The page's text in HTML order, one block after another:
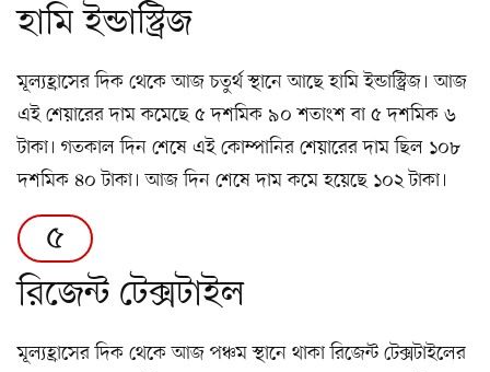
হামি ইন্ডাস্ট্রিজ
মূল্যহ্রাসের দিক থেকে আজ চতুর্থ স্থানে আছে হামি ইন্ডাস্ট্রিজ। আজ
এই শেয়ারের দাম কমেছে ৫ দশমিক ৯০ শতাংশ বা ৫ দশমিক ৬
টাকা। গতকাল দিন শেষে এই কোম্পানির শেয়ারের দাম ছিল ১০৮
দশমিক ৪০ টাকা। আজ দিন শেষে দাম কমে হয়েছে ১০২ টাকা।
৫
রিজেন্ট টেক্সটাইল
মূল্যহ্রাসের দিক থেকে আজ পঞ্চম স্থানে থাকা রিজেন্ট টেক্সটাইলের